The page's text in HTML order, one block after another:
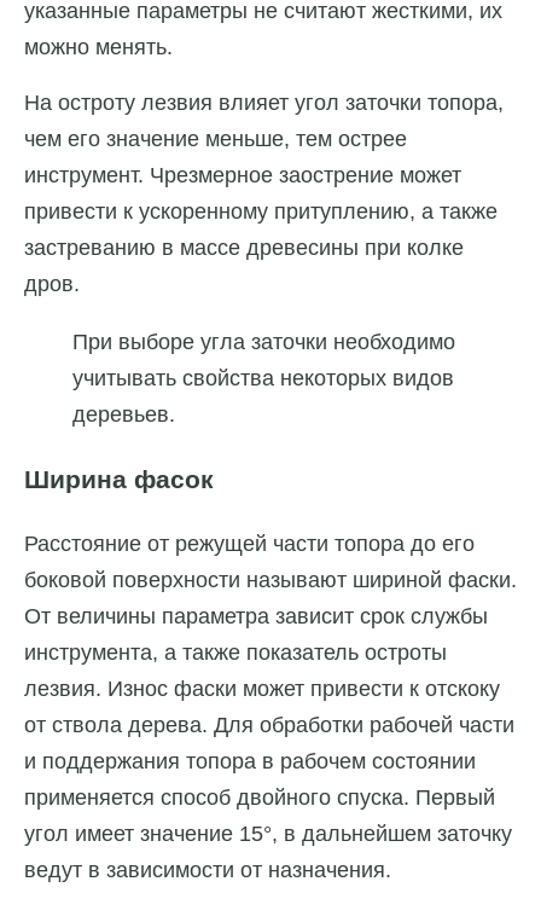
указанные параметры не считают жесткими, их
можно менять.
На остроту лезвия влияет угол заточки топора,
чем его значение меньше, тем острее
инструмент. Чрезмерное заострение может
привести к ускоренному притуплению, а также
застреванию в массе древесины при колке
дров.
При выборе угла заточки необходимо
учитывать свойства некоторых видов
деревьев.
Ширина фасок
Расстояние от режущей части топора до его
боковой поверхности называют шириной фаски.
От величины параметра зависит срок службы
инструмента, а также показатель остроты
лезвия. Износ фаски может привести к отскоку
от ствола дерева. Для обработки рабочей части
и поддержания топора в рабочем состоянии
применяется способ двойного спуска. Первый
угол имеет значение 15°, в дальнейшем заточку
ведут в зависимости от назначения.